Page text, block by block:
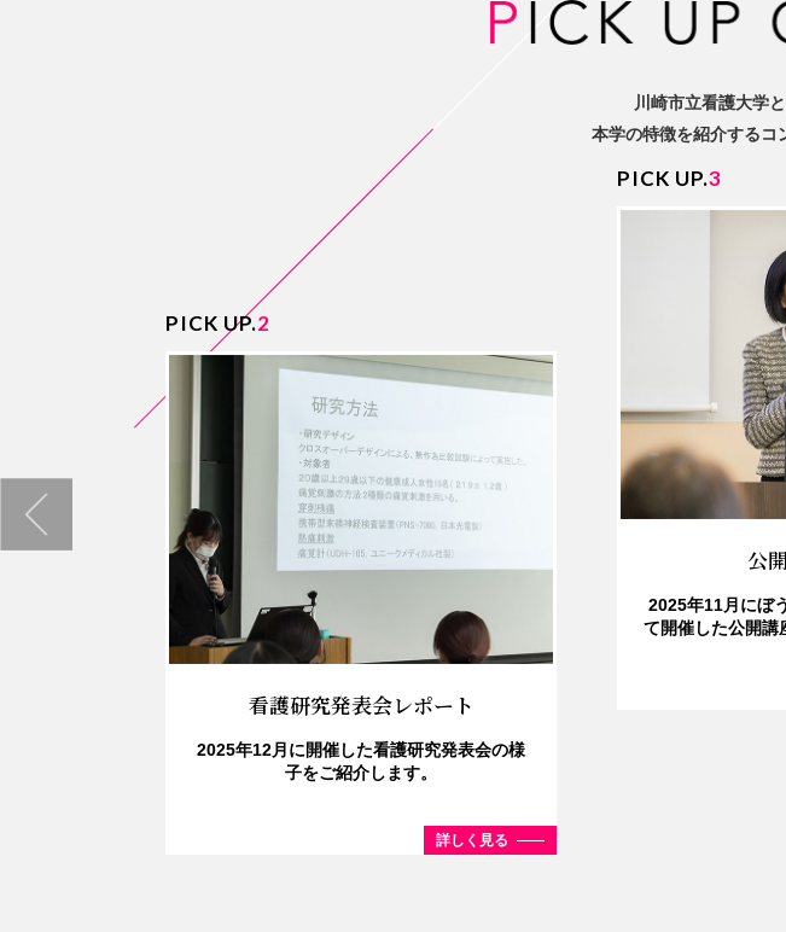
川崎市立看護大学
本学の特徴を紹介するコ
会
PICK UP.2
看護研究発表会レポート
2025年12月に開催した看護研究発表会の様
子をご紹介します。
詳しく見る
PICK UP.3
公
2025年11月にぼ
て開催した公開講